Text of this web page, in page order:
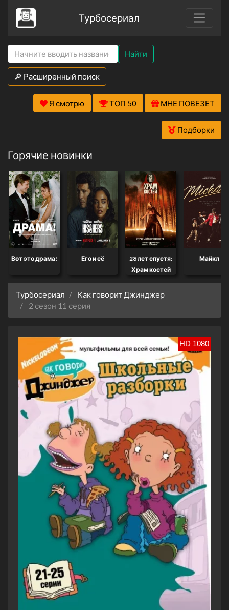
Турбосериал
Найти
🔎 Расширенный поиск
Я смотрю ТОП 50 МНЕ ПОВЕЗЕТ
Подборки
Горячие новинки
Вот это драма! Его и её
28 лет спустя:
Храм костей
Майкл
Турбосериал
Как говорит Джинджер
2 сезон 11 серия
HD 1080